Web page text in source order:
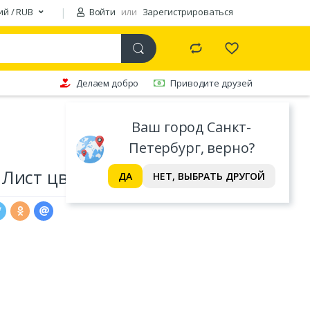
/ RUB Войти или Зарегистрироваться
Ваш город Санкт-
Петербург, верно?
ДА НЕТ, ВЫБРАТЬ ДРУГОЙ
Делаем добро Приводите друзей
цвет: розовый